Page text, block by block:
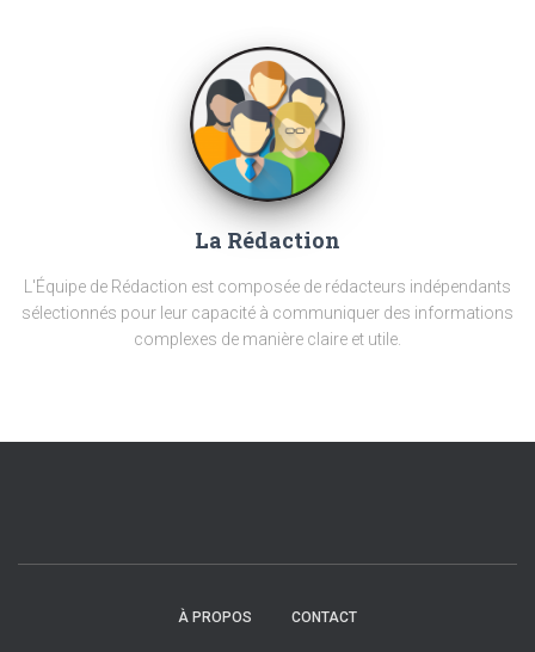
La Rédaction
L'Équipe de Rédaction est composée de rédacteurs indépendants
sélectionnés pour leur capacité à communiquer des informations
complexes de manière claire et utile.
À PROPOS CONTACT